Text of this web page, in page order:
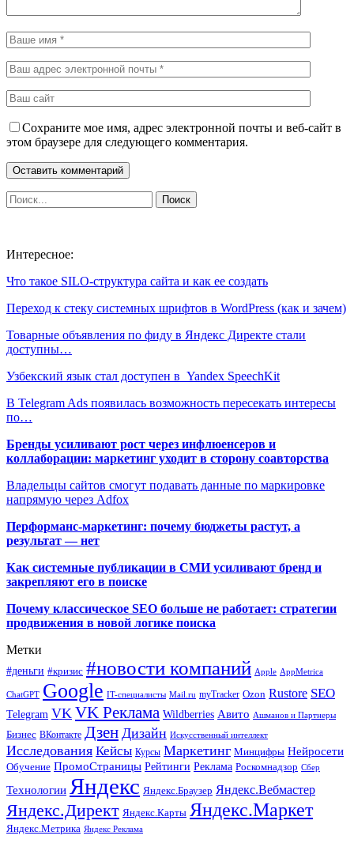
Сохраните мое имя, адрес электронной почты и веб-сайт в
этом браузере для следующего комментария.
Интересное:
Что такое SILO-структура сайта и как ее создать
Переход к стеку системных шрифтов в WordPress (как и зачем)
Товарные объявления по фиду в Яндекс Директе стали
доступны…
Узбекский язык стал доступен в Yandex SpeechKit
В Telegram Ads появилась возможность пересекать интересы
по…
Бренды усиливают рост через инфлюенсеров и
коллаборации: маркетинг уходит в сторону соавторства
Владельцы сайтов смогут подавать данные по маркировке
напрямую через Adfox
Перформанс-маркетинг: почему бюджеты растут, а
результат — нет
Как системные публикации в СМИ усиливают бренд и
закрепляют его в поиске
Почему классическое SEO больше не работает: стратегии
продвижения в новой логике поиска
Метки
#деньги #кризис #новости компаний Apple AppMetrica
ChatGPT Google IT-специалисты Mail.ru myTracker Ozon Rustore SEO
Telegram VK VK Реклама Wildberries Авито Ашманов и Партнеры
Бизнес ВКонтакте Дзен Дизайн Искусственный интеллект
Исследования Кейсы Курсы Маркетинг Минцифры Нейросети
Обучение ПромоСтраницы Рейтинги Реклама Роскомнадзор Сбер
Технологии Яндекс Яндекс.Браузер Яндекс.Вебмастер
Яндекс.Директ Яндекс.Карты Яндекс.Маркет
Яндекс.Метрика Яндекс Реклама